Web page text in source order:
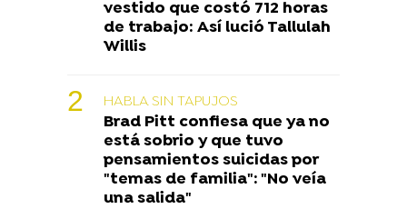
vestido que costó 712 horas
de trabajo: Así lució Tallulah
Willis
HABLA SIN TAPUJOS
Brad Pitt confiesa que ya no
está sobrio y que tuvo
pensamientos suicidas por
"temas de familia": "No veía
una salida"